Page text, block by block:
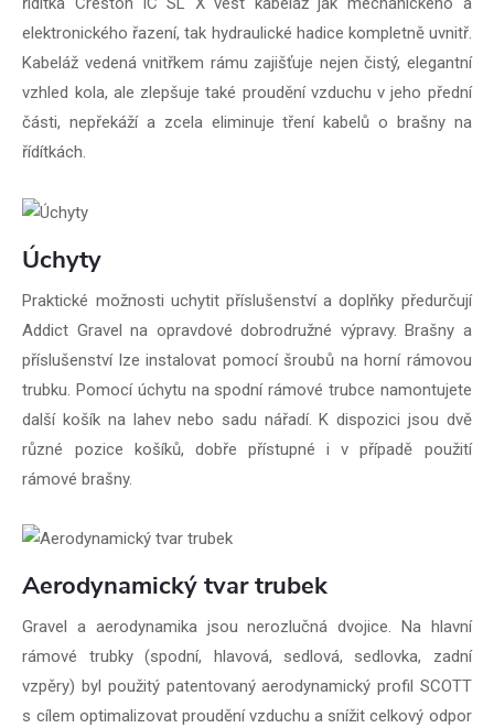
elektronického řazení, tak hydraulické hadice kompletně uvnitř.
Kabeláž vedená vnitřkem rámu zajišťuje nejen čistý, elegantní
vzhled kola, ale zlepšuje také proudění vzduchu v jeho přední
části, nepřekáží a zcela eliminuje tření kabelů o brašny na
řídítkách.
Úchyty
Praktické možnosti uchytit příslušenství a doplňky předurčují
Addict Gravel na opravdové dobrodružné výpravy. Brašny a
příslušenství lze instalovat pomocí šroubů na horní rámovou
trubku. Pomocí úchytu na spodní rámové trubce namontujete
další košík na lahev nebo sadu nářadí. K dispozici jsou dvě
různé pozice košíků, dobře přístupné i v případě použití
rámové brašny.
Aerodynamický tvar trubek
Gravel a aerodynamika jsou nerozlučná dvojice. Na hlavní
rámové trubky (spodní, hlavová, sedlová, sedlovka, zadní
vzpěry) byl použitý patentovaný aerodynamický profil SCOTT
s cílem optimalizovat proudění vzduchu a snížit celkový odpor